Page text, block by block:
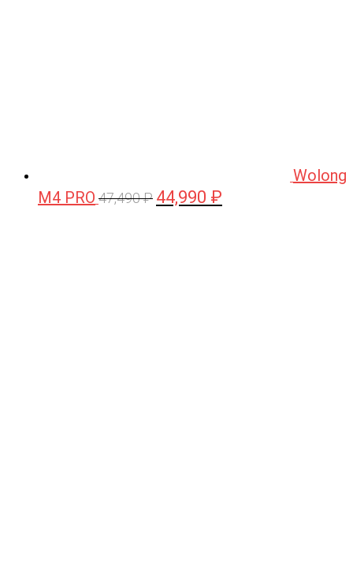
Wolong
M4 PRO 47,490₽ Первоначальная
44,990 ₽